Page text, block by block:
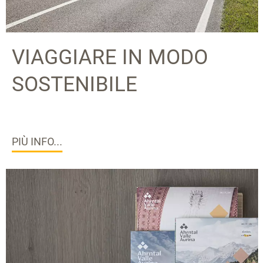
VIAGGIARE IN MODO
SOSTENIBILE
PIÙ INFO...